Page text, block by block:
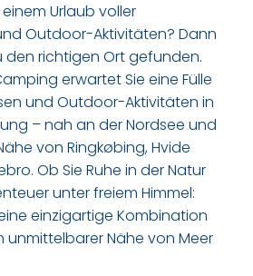
Urlaub voller
Outdoor-Aktivitäten? Dann
den richtigen Ort gefunden.
erwartet Sie eine Fülle
und Outdoor-Aktivitäten in
– nah an der Nordsee und
von Ringkøbing, Hvide
Ob Sie Ruhe in der Natur
unter freiem Himmel:
einzigartige Kombination
unmittelbarer Nähe von Meer